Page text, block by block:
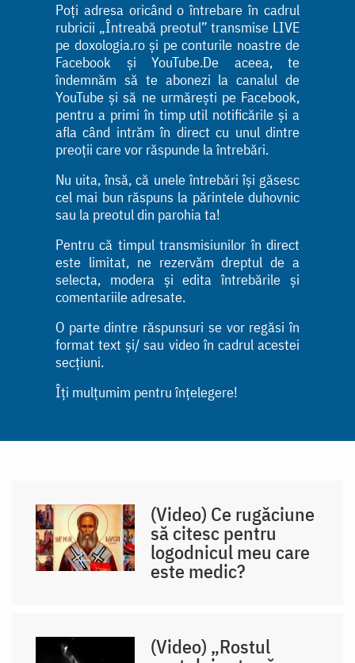
Poți adresa oricând o întrebare în cadrul
rubricii „Întreabă preotul” transmise LIVE
pe doxologia.ro și pe conturile noastre de
Facebook și YouTube.De aceea, te
îndemnăm să te abonezi la canalul de
YouTube și să ne urmărești pe Facebook,
pentru a primi în timp util notificările și a
afla când intrăm în direct cu unul dintre
preoții care vor răspunde la întrebări.
Nu uita, însă, că unele întrebări își găsesc
cel mai bun răspuns la părintele duhovnic
sau la preotul din parohia ta!
Pentru că timpul transmisiunilor în direct
este limitat, ne rezervăm dreptul de a
selecta, modera și edita întrebările și
comentariile adresate.
O parte dintre răspunsuri se vor regăsi în
format text și/ sau video în cadrul acestei
secțiuni.
Îți mulțumim pentru înțelegere!
(Video) Ce rugăciune
să citesc pentru
logodnicul meu care
este medic?
(Video) „Rostul